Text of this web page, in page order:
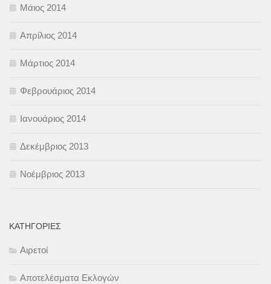
Μάιος 2014
Απρίλιος 2014
Μάρτιος 2014
Φεβρουάριος 2014
Ιανουάριος 2014
Δεκέμβριος 2013
Νοέμβριος 2013
KΑΤΗΓΟΡΊΕΣ
Αιρετοί
Αποτελέσματα Εκλογών